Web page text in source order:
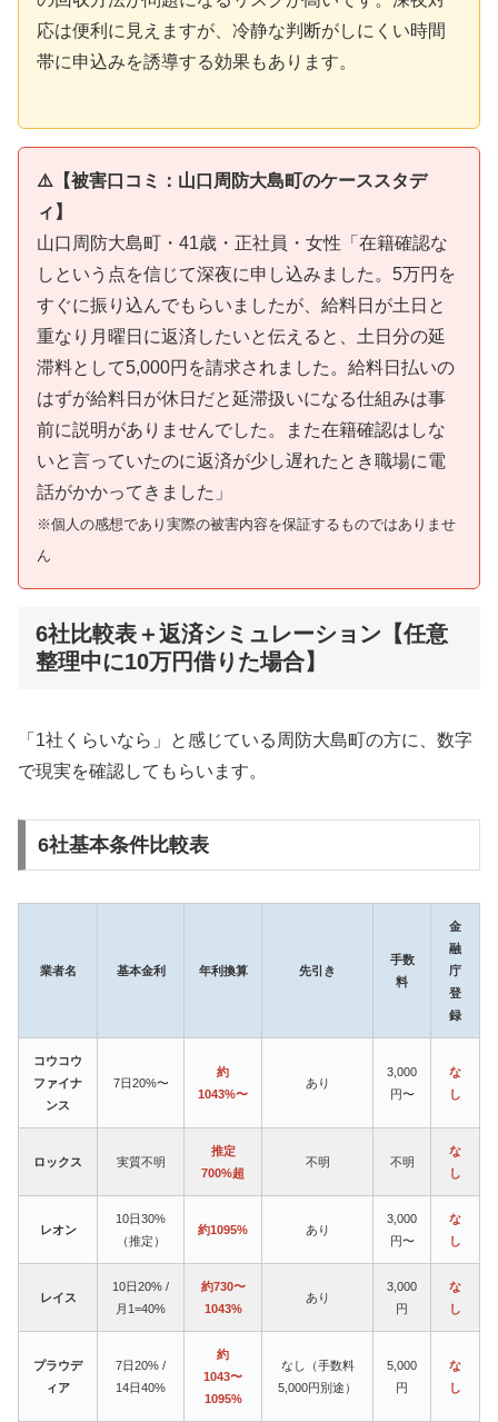
応は便利に見えますが、冷静な判断がしにくい時間
帯に申込みを誘導する効果もあります。
⚠️【被害口コミ：山口周防大島町のケーススタデ
ィ】
山口周防大島町・41歳・正社員・女性「在籍確認な
しという点を信じて深夜に申し込みました。5万円を
すぐに振り込んでもらいましたが、給料日が土日と
重なり月曜日に返済したいと伝えると、土日分の延
滞料として5,000円を請求されました。給料日払いの
はずが給料日が休日だと延滞扱いになる仕組みは事
前に説明がありませんでした。また在籍確認はしな
いと言っていたのに返済が少し遅れたとき職場に電
話がかかってきました」
※個人の感想であり実際の被害内容を保証するものではありませ
ん
6社比較表＋返済シミュレーション【任意
整理中に10万円借りた場合】
「1社くらいなら」と感じている周防大島町の方に、数字
で現実を確認してもらいます。
6社基本条件比較表
業者名 基本金利 年利換算 先引き
手数
料
金
融
庁
登
録
コウコウ
ファイナ
ンス
7日20%〜
約
1043%〜
あり
3,000
円〜
な
し
ロックス 実質不明
推定
700%超
不明 不明
な
し
レオン
10日30%
（推定）
約1095% あり
3,000
円〜
な
し
レイス
10日20% /
月1=40%
約730〜
1043%
あり
3,000
円
な
し
プラウデ
ィア
7日20% /
14日40%
約
1043〜
1095%
なし（手数料
5,000円別途）
5,000
円
な
し